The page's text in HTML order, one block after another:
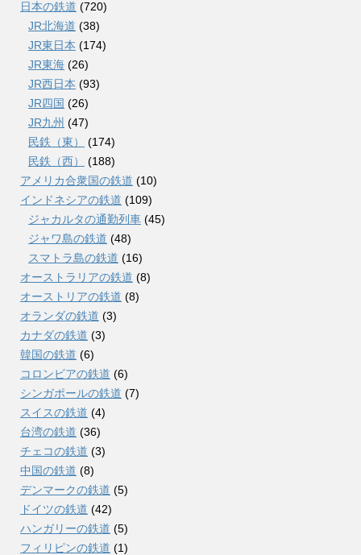
日本の鉄道 (720)
JR北海道 (38)
JR東日本 (174)
JR東海 (26)
JR西日本 (93)
JR四国 (26)
JR九州 (47)
民鉄（東）
(174)
民鉄（西）
(188)
アメリカ合衆国の鉄道 (10)
インドネシアの鉄道 (109)
ジャカルタの通勤列車 (45)
ジャワ島の鉄道 (48)
スマトラ島の鉄道 (16)
オーストラリアの鉄道 (8)
オーストリアの鉄道 (8)
オランダの鉄道 (3)
カナダの鉄道 (3)
韓国の鉄道 (6)
コロンビアの鉄道 (6)
シンガポールの鉄道 (7)
スイスの鉄道 (4)
台湾の鉄道 (36)
チェコの鉄道 (3)
中国の鉄道 (8)
デンマークの鉄道 (5)
ドイツの鉄道 (42)
ハンガリーの鉄道 (5)
フィリピンの鉄道 (1)